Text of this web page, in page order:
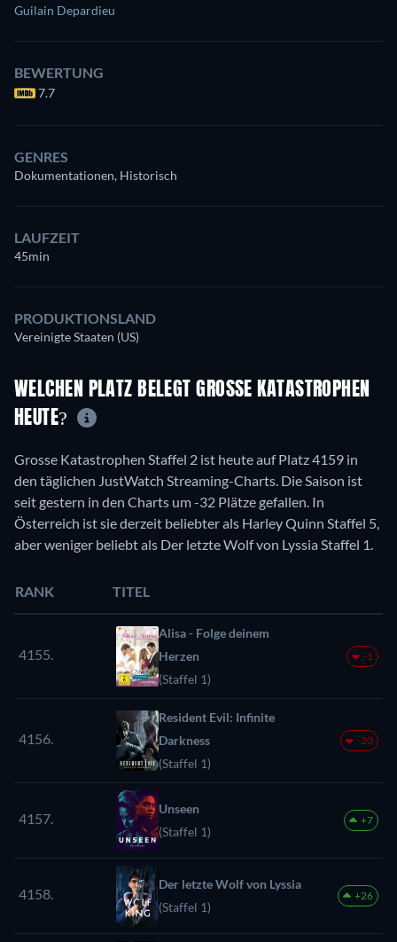
Guilain Depardieu
BEWERTUNG
7.7
GENRES
Dokumentationen, Historisch
LAUFZEIT
45min
PRODUKTIONSLAND
Vereinigte Staaten (US)
WELCHEN PLATZ BELEGT GROSSE KATASTROPHEN
HEUTE?
Grosse Katastrophen Staffel 2 ist heute auf Platz 4159 in
den täglichen JustWatch Streaming-Charts. Die Saison ist
seit gestern in den Charts um -32 Plätze gefallen. In
Österreich ist sie derzeit beliebter als Harley Quinn Staffel 5,
aber weniger beliebt als Der letzte Wolf von Lyssia Staffel 1.
RANK TITEL
4155.
Alisa - Folge deinem
Herzen
(Staffel 1)
-1
4156.
Resident Evil: Infinite
Darkness
(Staffel 1)
-20
4157.
Unseen
(Staffel 1)
+7
4158.
Der letzte Wolf von Lyssia
(Staffel 1)
+26